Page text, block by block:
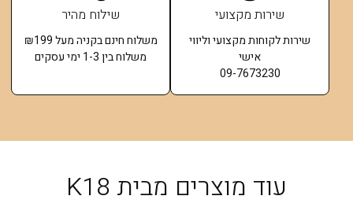
שירות מקצועי
שירות לקוחות מקצועי וליווי
אישי
09-7673230
שילוח מהיר
משלוח חינם בקניה מעל ₪199
משלוח בין 1-3 ימי עסקים
עוד מוצרים מבית K18